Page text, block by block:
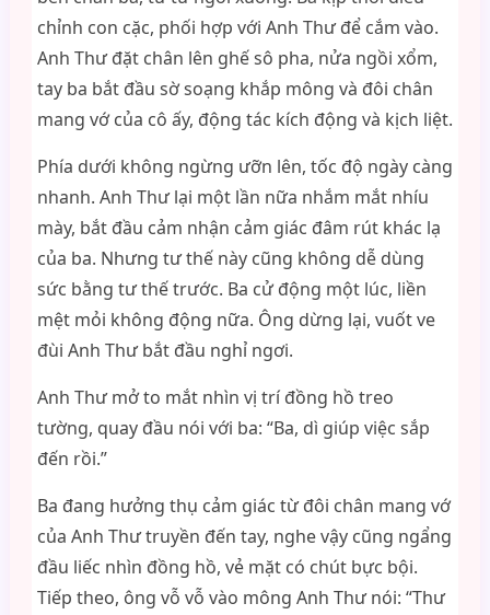
chỉnh con cặc, phối hợp với Anh Thư để cắm vào.
Anh Thư đặt chân lên ghế sô pha, nửa ngồi xổm,
tay ba bắt đầu sờ soạng khắp mông và đôi chân
mang vớ của cô ấy, động tác kích động và kịch liệt.
Phía dưới không ngừng ưỡn lên, tốc độ ngày càng
nhanh. Anh Thư lại một lần nữa nhắm mắt nhíu
mày, bắt đầu cảm nhận cảm giác đâm rút khác lạ
của ba. Nhưng tư thế này cũng không dễ dùng
sức bằng tư thế trước. Ba cử động một lúc, liền
mệt mỏi không động nữa. Ông dừng lại, vuốt ve
đùi Anh Thư bắt đầu nghỉ ngơi.
Anh Thư mở to mắt nhìn vị trí đồng hồ treo
tường, quay đầu nói với ba: “Ba, dì giúp việc sắp
đến rồi.”
Ba đang hưởng thụ cảm giác từ đôi chân mang vớ
của Anh Thư truyền đến tay, nghe vậy cũng ngẩng
đầu liếc nhìn đồng hồ, vẻ mặt có chút bực bội.
Tiếp theo, ông vỗ vỗ vào mông Anh Thư nói: “Thư